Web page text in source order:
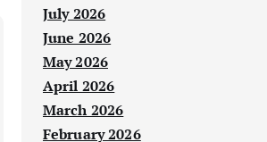
July 2026
June 2026
May 2026
April 2026
March 2026
February 2026